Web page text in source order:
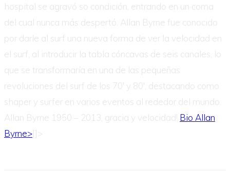
hospital se agravó so condición, entrando en un coma
del cual nunca más despertó. Allan Byrne fue conocido
por darle al surf una nueva forma de ver la velocidad en
el surf, al introducir la tabla cóncavas de seis canales, lo
que se transformaría en una de las pequeñas
revoluciones del surf de los 70′ y 80′, destacando como
shaper y surfer en varios eventos al rededor del mundo.
Allan Byrne 1950 – 2013, gracia y velocidad! Bio Allan
Byrne>]]>